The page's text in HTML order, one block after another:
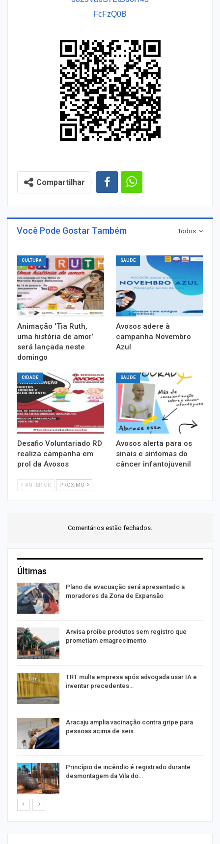
FcFzQ0B
Compartilhar
Todos
Você Pode Gostar Também
CULTURA
Animação ‘Tia Ruth,
uma história de amor’
será lançada neste
domingo
SAÚDE
Avosos adere à
campanha Novembro
Azul
CIDADE
Desafio Voluntariado RD
realiza campanha em
prol da Avosos
SAÚDE
Avosos alerta para os
sinais e sintomas do
câncer infantojuvenil
ANTERIOR PRÓXIMO
Comentários estão fechados.
Últimas
Plano de evacuação será apresentado a
moradores da Zona de Expansão
Anvisa proíbe produtos sem registro que
prometiam emagrecimento
TRT multa empresa após advogada usar IA e
inventar precedentes…
Aracaju amplia vacinação contra gripe para
pessoas acima de seis…
Princípio de incêndio é registrado durante
desmontagem da Vila do…